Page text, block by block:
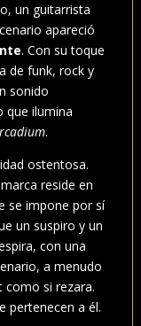
un guitarrista
apareció
. Con su toque
de funk, rock y
sonido
que ilumina
.
ostentosa.
reside en
se impone por sí
un suspiro y un
con una
a menudo
como si rezara.
pertenecen a él.